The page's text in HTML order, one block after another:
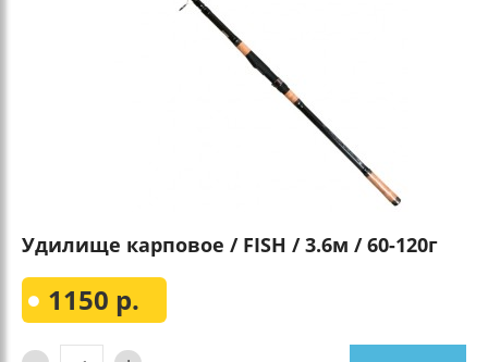
Удилище карповое / FISH / 3.6м / 60-120г
1150 р.